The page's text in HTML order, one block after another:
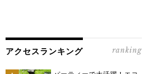
アクセスランキング ranking